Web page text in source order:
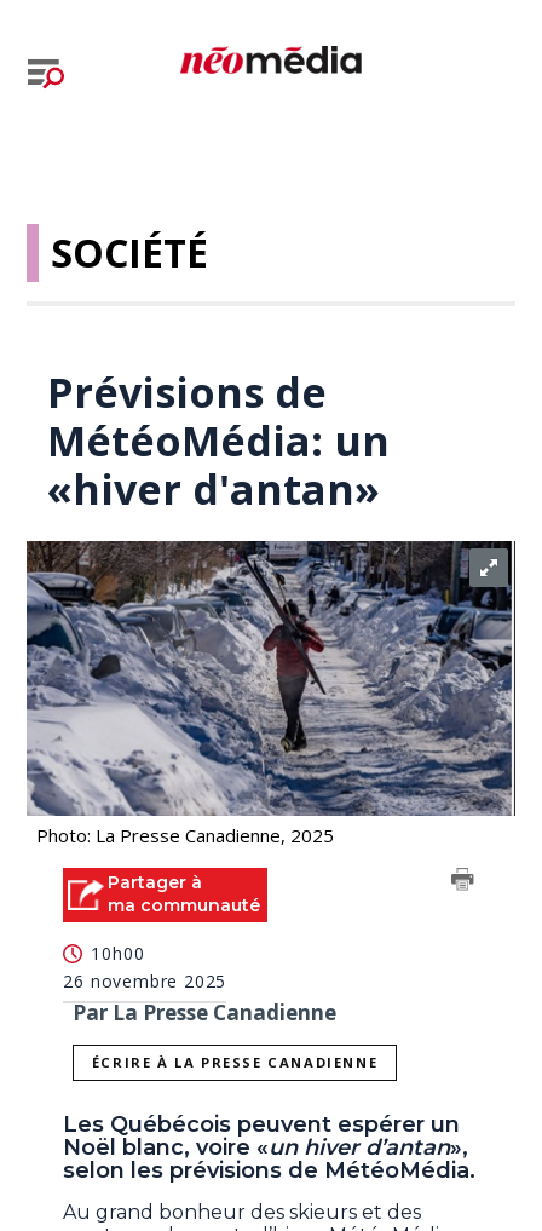
SOCIÉTÉ
Prévisions de
MétéoMédia: un
«hiver d'antan»
Photo: La Presse Canadienne, 2025
Partager à
ma communauté
10h00
26 novembre 2025
Par La Presse Canadienne
ÉCRIRE À LA PRESSE CANADIENNE
Les Québécois peuvent espérer un
Noël blanc, voire «un hiver d’antan»,
selon les prévisions de MétéoMédia.
Au grand bonheur des skieurs et des